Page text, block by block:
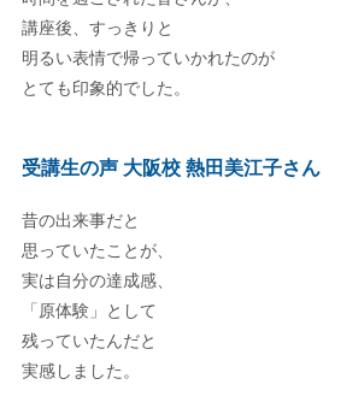
講座後、すっきりと
明るい表情で帰っていかれたのが
とても印象的でした。
受講生の声 大阪校 熱田美江子さん
昔の出来事だと
思っていたことが、
実は自分の達成感、
「原体験」として
残っていたんだと
実感しました。